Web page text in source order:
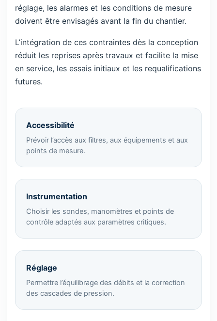
réglage, les alarmes et les conditions de mesure
doivent être envisagés avant la fin du chantier.
L’intégration de ces contraintes dès la conception
réduit les reprises après travaux et facilite la mise
en service, les essais initiaux et les requalifications
futures.
Accessibilité
Prévoir l’accès aux filtres, aux équipements et aux
points de mesure.
Instrumentation
Choisir les sondes, manomètres et points de
contrôle adaptés aux paramètres critiques.
Réglage
Permettre l’équilibrage des débits et la correction
des cascades de pression.